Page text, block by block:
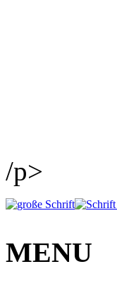
/p>
MENU